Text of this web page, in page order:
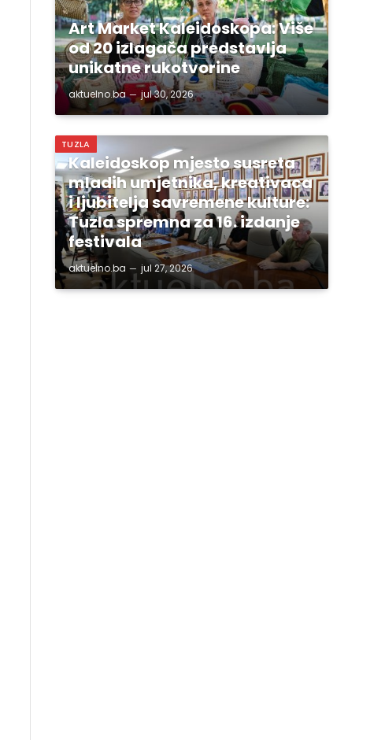
Art Market Kaleidoskopa: Više
od 20 izlagača predstavlja
unikatne rukotvorine
aktuelno.ba jul 30, 2026
TUZLA
Kaleidoskop mjesto susreta
mladih umjetnika, kreativaca
i ljubitelja savremene kulture:
Tuzla spremna za 16. izdanje
festivala
aktuelno.ba jul 27, 2026